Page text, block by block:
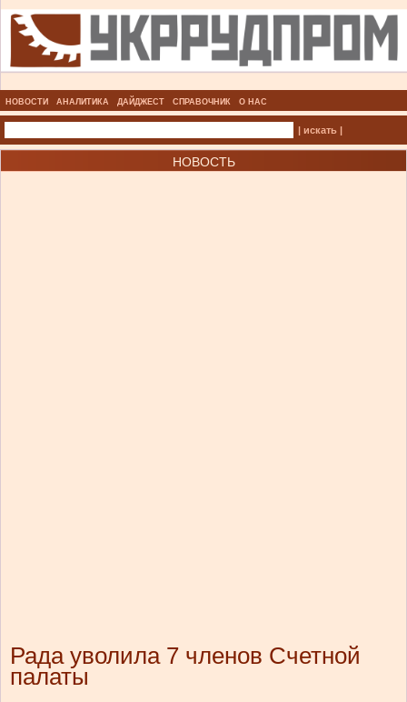
НОВОСТИ АНАЛИТИКА ДАЙДЖЕСТ СПРАВОЧНИК О НАС
| искать |
НОВОСТЬ
Рада уволила 7 членов Счетной
палаты